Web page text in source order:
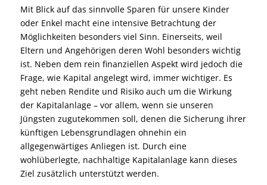
Mit Blick auf das sinnvolle Sparen für unsere Kinder
oder Enkel macht eine intensive Betrachtung der
Möglichkeiten besonders viel Sinn. Einerseits, weil
Eltern und Angehörigen deren Wohl besonders wichtig
ist. Neben dem rein finanziellen Aspekt wird jedoch die
Frage, wie Kapital angelegt wird, immer wichtiger. Es
geht neben Rendite und Risiko auch um die Wirkung
der Kapitalanlage – vor allem, wenn sie unseren
Jüngsten zugutekommen soll, denen die Sicherung ihrer
künftigen Lebensgrundlagen ohnehin ein
allgegenwärtiges Anliegen ist. Durch eine
wohlüberlegte, nachhaltige Kapitalanlage kann dieses
Ziel zusätzlich unterstützt werden.